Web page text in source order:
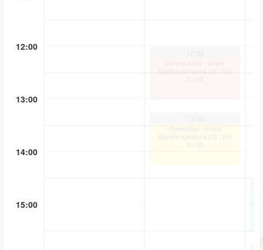
12:00
13:00
14:00
15:00
Martina Korálová CS / EN
Powerjóga - online
Martina Korálová CS / EN
25